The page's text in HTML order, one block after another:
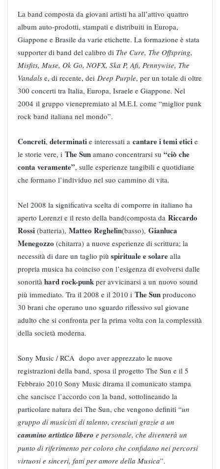
La band composta da giovani artisti ha all’attivo quattro
album auto-prodotti, stampati e distribuiti in Europa,
Giappone e Brasile da varie etichette. La formazione è stata
supporter di band del calibro di The Cure, The Offspring,
Misfits, Muse, Ok Go, NOFX, Ska P, Afi, Pennywise, The
Vandals e, di recente, dei Deep Purple, per un totale di oltre
300 concerti tra Italia, Europa, Israele e Giappone. Nel
2004 il gruppo vienepremiato al M.E.I. come “miglior punk
rock band italiana nel mondo”.
Concreti, determinati e interessati a cantare i temi etici e
le storie vere, i The Sun amano concentrarsi su “ciò che
conta veramente”, sulle esperienze tangibili e quotidiane
che formano l’individuo nel suo cammino di vita.
Nel 2008 la significativa scelta di comporre in italiano ha
aperto Lorenzi e il resto della band(composta da Riccardo
Rossi (batteria), Matteo Reghelin(basso), Gianluca
Menegozzo (chitarra) a nuove esperienze di scrittura; la
necessità di dare un taglio più spirituale e solare alla
propria musica ha coinciso con l’esigenza di evolversi dalle
sonorità hard rock-punk per avvicinarsi a un nuovo sound
più immediato. Tra il 2008 e il 2010 i The Sun producono
30 brani che operano uno sguardo riflessivo sul giovane
adulto che si confronta per la prima volta con la complessità
della società moderna.
Sony Music / RCA dopo aver apprezzato le nuove
registrazioni della band, sposa il progetto The Sun e il 5
Febbraio 2010 Sony Music dirama il comunicato stampa
che sancisce l’accordo con la band, sottolineando la
particolare natura dei The Sun, che vengono definiti “un
gruppo di musicisti di talento, cresciuti grazie a un
cammino artistico libero e personale, che diventerà un
punto di riferimento per coloro che confidano nei percorsi
virtuosi e sinceri, fatti per amore della Musica”.